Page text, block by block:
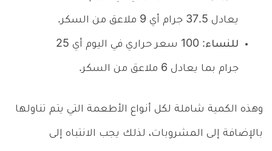
يعادل 37.5 جرام أي 9 ملاعق من السكر.
للنساء : 100 سعر حراري في اليوم أي 25
جرام بما يعادل 6 ملاعق من السكر.
وهذه الكمية شاملة لكل أنواع الأطعمة التي يتم تناولها
بالإضافة إلى المشروبات، لذلك يجب الانتباه إلى